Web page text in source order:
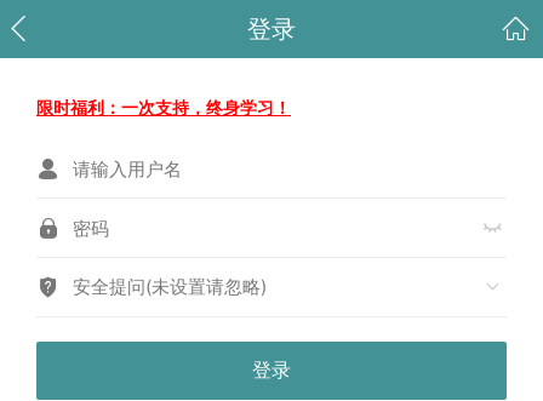
登录
限时福利：一次支持，终身学习！
安全提问(未设置请忽略)
登录